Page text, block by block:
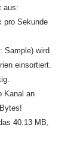
aus:
pro Sekunde
Sample) wird
einsortiert.
Kanal an
40.13 MB,